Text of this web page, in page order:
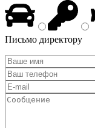
Письмо директору